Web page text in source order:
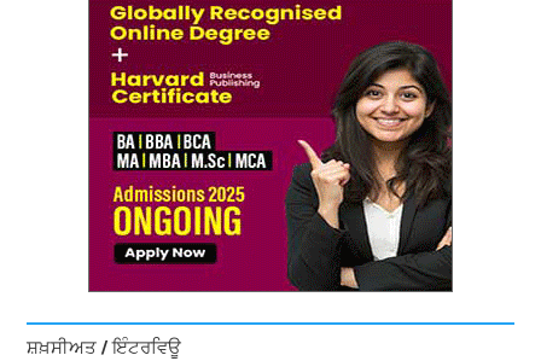
ਸ਼ਖ਼ਸੀਅਤ / ਇੰਟਰਵਿਊ